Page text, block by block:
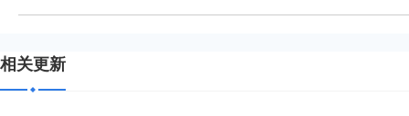
相关更新